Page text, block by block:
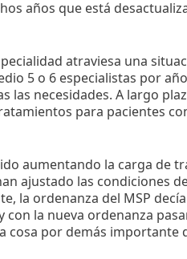
años que está
atraviesa una
5 o 6 especialistas por
las necesidades. A largo
para pacientes
aumentando la carga de
ajustado las condiciones
la ordenanza del MSP
la nueva ordenanza
cosa por demás importante